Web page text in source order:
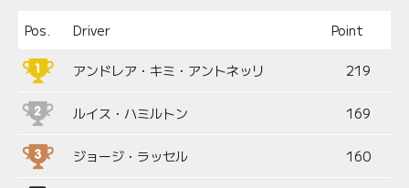
Pos. Driver Point
アンドレア・キミ・アントネッリ 219
ルイス・ハミルトン 169
ジョージ・ラッセル 160